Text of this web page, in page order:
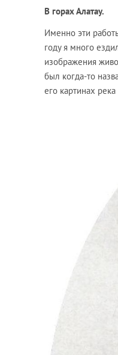
В горах Алатау.
Именно эти
году я много
изображения
был когда-то
его картинах